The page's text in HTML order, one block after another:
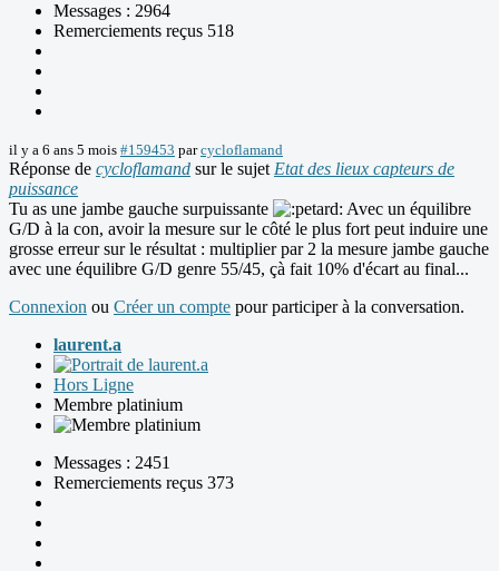
Messages : 2964
Remerciements reçus 518
il y a 6 ans 5 mois #159453 parcycloflamand
Réponse de cycloflamand sur le sujet Etat des lieux capteurs de
puissance
Tu as une jambe gauche surpuissante
Avec un équilibre
G/D à la con, avoir la mesure sur le côté le plus fort peut induire une
grosse erreur sur le résultat : multiplier par 2 la mesure jambe gauche
avec une équilibre G/D genre 55/45, çà fait 10% d'écart au final...
Connexion ou Créer un compte pour participer à la conversation.
laurent.a
Hors Ligne
Membre platinium
Messages : 2451
Remerciements reçus 373